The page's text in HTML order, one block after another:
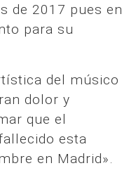
de 2017 pues en
para su
del músico
dolor y
que el
esta
en Madrid».